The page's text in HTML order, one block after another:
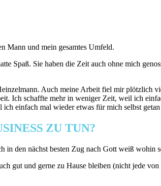
Mann und mein gesamtes Umfeld.
Spaß. Sie haben die Zeit auch ohne mich
Auch meine Arbeit fiel mir plötzlich
Ich schaffte mehr in weniger Zeit, weil ich
einfach mal wieder etwas für mich selbst getan
ZU TUN?
in den nächst besten Zug nach Gott weiß wohin
gut und gerne zu Hause bleiben (nicht jede